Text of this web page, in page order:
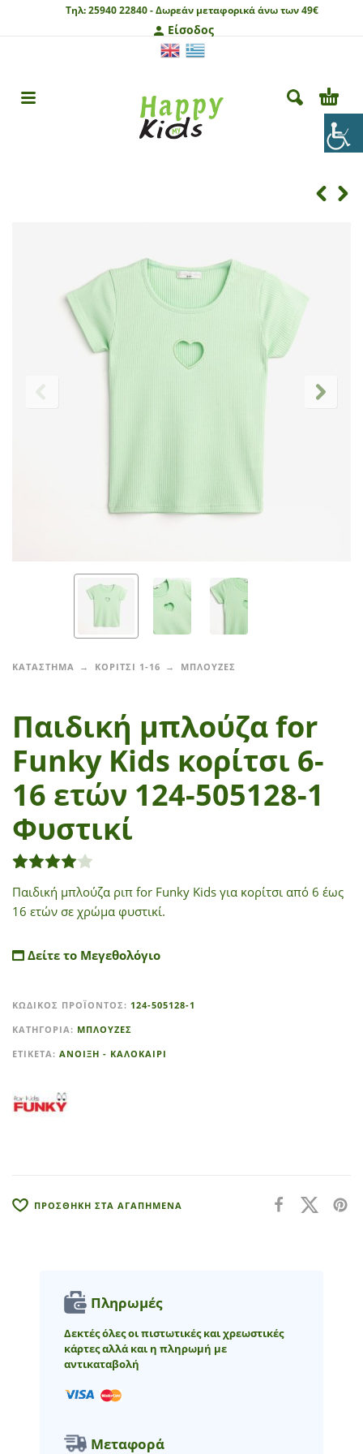
Τηλ:25940 22840 -Δωρεάν μεταφορικά άνω των 49€
Είσοδος
ΚΑΤΑΣΤΗΜΑ ΚΟΡΙΤΣΙ 1-16 ΜΠΛΟΥΖΕΣ
Παιδική μπλούζα for
Funky Kids κορίτσι 6-
16 ετών 124-505128-1
Φυστικί
Βαθμολογήθηκε με
1
Παιδική μπλούζα ριπ for Funky Kids για κορίτσι από 6 έως
16 ετών σε χρώμα φυστικί.
Δείτε το Μεγεθολόγιο
l
t
e
a
:
ΚΩΔΙΚΌΣ ΠΡΟΪΌΝΤΟΣ: 124-505128-1
ΚΑΤΗΓΟΡΊΑ: ΜΠΛΟΥΖΕΣ
ΕΤΙΚΈΤΑ: ΑΝΟΙΞΗ - ΚΑΛΟΚΑΙΡΙ
ΠΡΟΣΘΗΚΗ ΣΤΑ ΑΓΑΠΗΜΕΝΑ
Πληρωμές
Δεκτές όλες οι πιστωτικές και χρεωστικές
κάρτες αλλά και η πληρωμή με
αντικαταβολή
Μεταφορά